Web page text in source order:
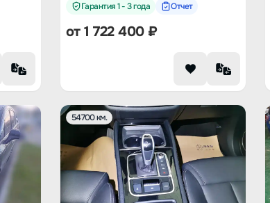
Гарантия 1 - 3 года Отчет
от1 722 400₽
54700 км.